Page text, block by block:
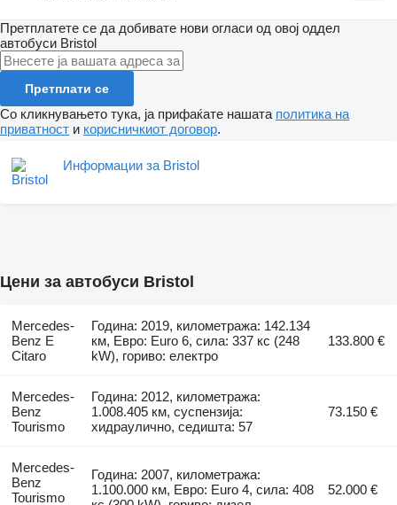
Претплатете се да добивате нови огласи од овој оддел
автобуси Bristol
Претплати се
Со кликнувањето тука, ја прифаќате нашата политика на
приватност и корисничкиот договор.
Информации за Bristol
Цени за автобуси Bristol
Mercedes-
Benz E
Citaro
Година: 2019, километража: 142.134
км, Евро: Euro 6, сила: 337 кс (248
kW), гориво: електро
133.800 €
Mercedes-
Benz
Tourismo
Година: 2012, километража:
1.008.405 км, суспензија:
хидраулично, седишта: 57
73.150 €
Mercedes-
Benz
Tourismo
Година: 2007, километража:
1.100.000 км, Евро: Euro 4, сила: 408
52.000 €